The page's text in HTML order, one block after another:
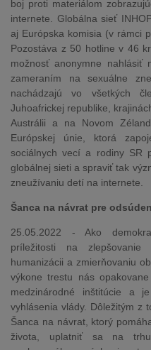
boj proti materiálom
internete. Globálna sieť
aj Európska komisia (v rámci
Pozostáva z 50 hotline v 46
možnosť anonymne nahlásiť
zameraním na sexuálne
nachádzajú vo všetkých
Juhoafrickej republike,
Austrálii a na Novom
Európskej únie, ktorá
sociálnych vecí a rodiny SR
globálnej sieti a spraviť tak
zneužívaniu detí na internete.
Šanca na návrat pre
25.05.2022 - Ako
príležitosti na
humanizácii a zmierňovaniu
výkone trestu nás
medzinárodné inštitúcie a
vyhlásenia vlády. Dôležitým z
Šanca na návrat, ktorý
života, uplatniť sa na